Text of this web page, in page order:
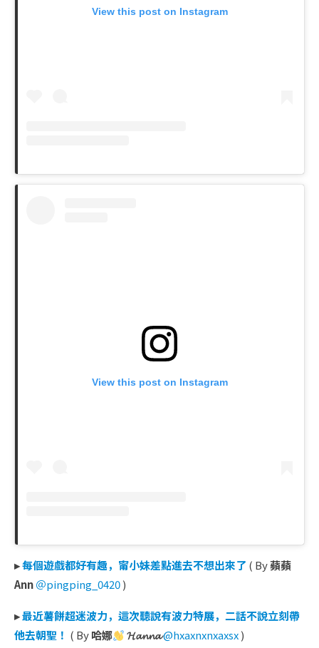
View this post on Instagram
View this post on Instagram
▸每個遊戲都好有趣，甯小妹差點進去不想出來了( By蘋蘋
Ann＠pingping_0420)
▸最近薯餅超迷波力，這次聽說有波力特展，二話不說立刻帶
他去朝聖！ ( By哈娜 𝓗𝓪𝓷𝓷𝓪@hxaxnxnxaxsx)